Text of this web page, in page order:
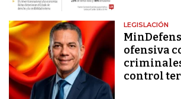
LEGISLACIÓN
ofensiva
control